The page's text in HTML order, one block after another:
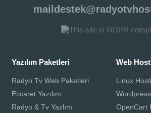
Yazılım Paketleri
Radyo Tv Web Paketleri
Eticaret Yazılım
Radyo & Tv Yazlım
Web
Linux
OpenCart